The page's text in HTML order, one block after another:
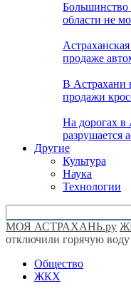
Большинство
области не
продаже
В Астрахани
продажи
На дорогах в
разрушается
Другие
Культура
Наука
Технологии
МОЯ АСТРАХАНЬ.ру
отключили горячую воду
Общество
ЖКХ